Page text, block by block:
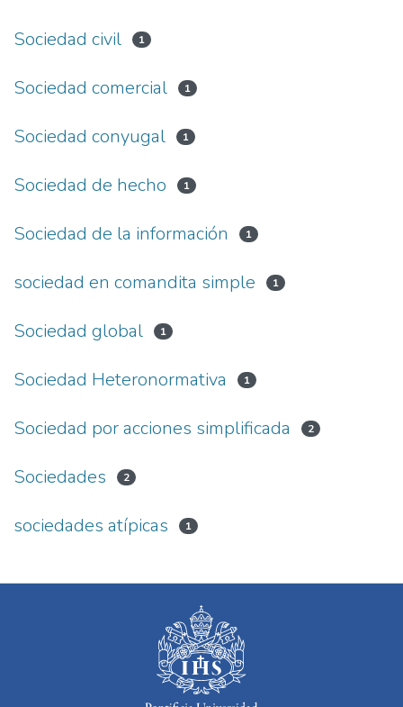
Sociedad civil 1
Sociedad comercial 1
Sociedad conyugal 1
Sociedad de hecho 1
Sociedad de la información 1
sociedad en comandita simple 1
Sociedad global 1
Sociedad Heteronormativa 1
Sociedad por acciones simplificada 2
Sociedades 2
sociedades atípicas 1